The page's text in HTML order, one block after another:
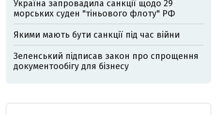
Україна запровадила санкції щодо 29
морських суден "тіньового флоту" РФ
Якими мають бути санкції під час війни
Зеленський підписав закон про спрощення
документообігу для бізнесу